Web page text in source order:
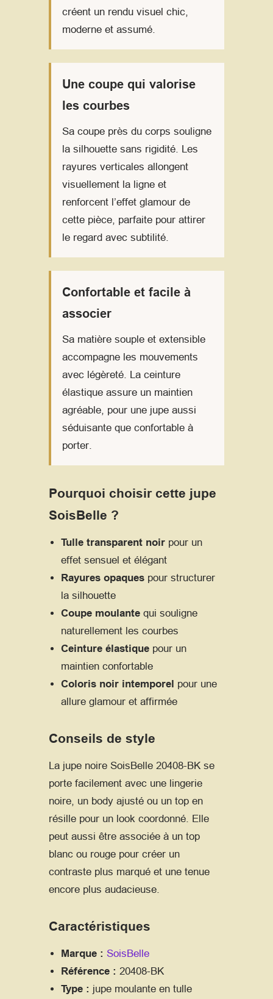
créent un rendu visuel chic,
moderne et assumé.
Une coupe qui valorise
les courbes
Sa coupe près du corps souligne
la silhouette sans rigidité. Les
rayures verticales allongent
visuellement la ligne et
renforcent l’effet glamour de
cette pièce, parfaite pour attirer
le regard avec subtilité.
Confortable et facile à
associer
Sa matière souple et extensible
accompagne les mouvements
avec légèreté. La ceinture
élastique assure un maintien
agréable, pour une jupe aussi
séduisante que confortable à
porter.
Pourquoi choisir cette jupe
SoisBelle ?
Tulle transparent noir pour un
effet sensuel et élégant
Rayures opaques pour structurer
la silhouette
Coupe moulante qui souligne
naturellement les courbes
Ceinture élastique pour un
maintien confortable
Coloris noir intemporel pour une
allure glamour et affirmée
Conseils de style
La jupe noire SoisBelle 20408-BK se
porte facilement avec une lingerie
noire, un body ajusté ou un top en
résille pour un look coordonné. Elle
peut aussi être associée à un top
blanc ou rouge pour créer un
contraste plus marqué et une tenue
encore plus audacieuse.
Caractéristiques
Marque : SoisBelle
Référence : 20408-BK
Type : jupe moulante en tulle